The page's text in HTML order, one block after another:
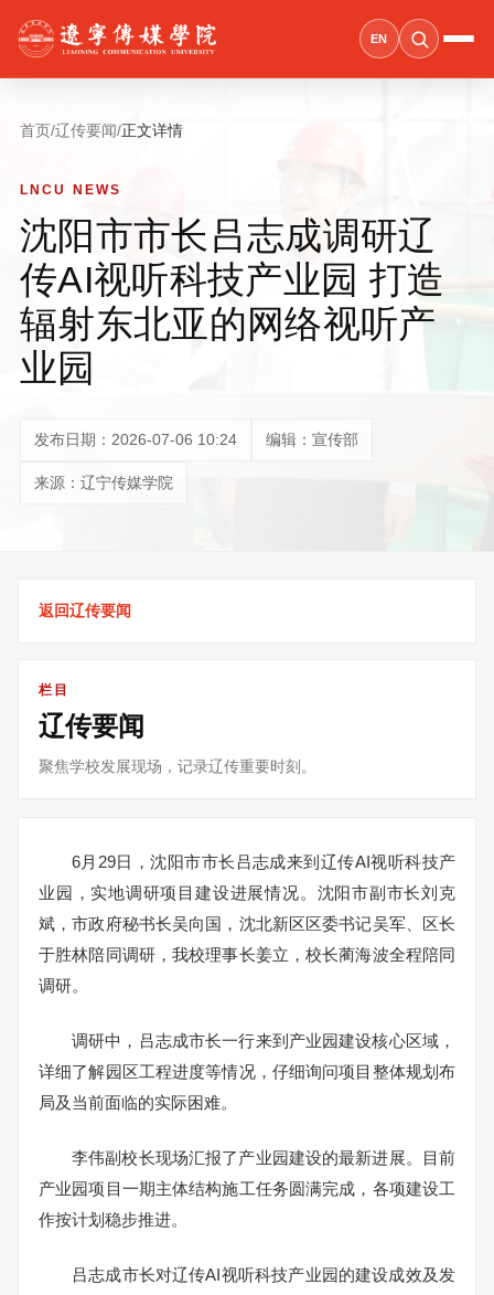
EN
首页/辽传要闻/正文详情
LNCU NEWS
沈阳市市长吕志成调研辽
传AI视听科技产业园 打造
辐射东北亚的网络视听产
业园
发布日期：2026-07-06 10:24 编辑：宣传部
来源：辽宁传媒学院
返回辽传要闻
栏目
辽传要闻
聚焦学校发展现场，记录辽传重要时刻。
6月29日，沈阳市市长吕志成来到辽传AI视听科技产
业园，实地调研项目建设进展情况。沈阳市副市长刘克
斌，市政府秘书长吴向国，沈北新区区委书记吴军、区长
于胜林陪同调研，我校理事长姜立，校长蔺海波全程陪同
调研。
调研中，吕志成市长一行来到产业园建设核心区域，
详细了解园区工程进度等情况，仔细询问项目整体规划布
局及当前面临的实际困难。
李伟副校长现场汇报了产业园建设的最新进展。目前
产业园项目一期主体结构施工任务圆满完成，各项建设工
作按计划稳步推进。
吕志成市长对辽传AI视听科技产业园的建设成效及发